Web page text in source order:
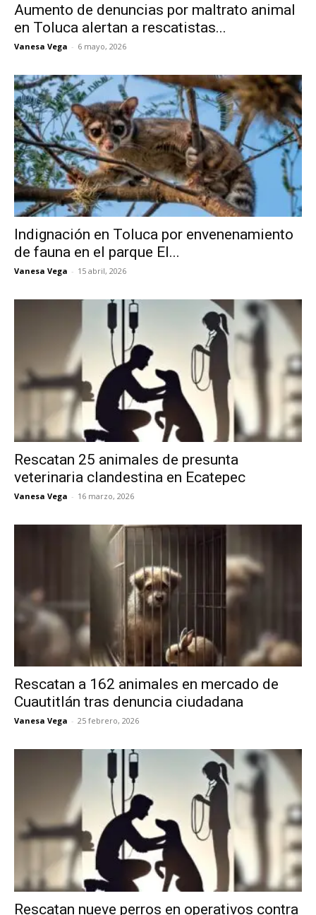
Aumento de denuncias por maltrato animal
en Toluca alertan a rescatistas...
Vanesa Vega - 6 mayo, 2026
Indignación en Toluca por envenenamiento
de fauna en el parque El...
Vanesa Vega - 15 abril, 2026
Rescatan 25 animales de presunta
veterinaria clandestina en Ecatepec
Vanesa Vega - 16 marzo, 2026
Rescatan a 162 animales en mercado de
Cuautitlán tras denuncia ciudadana
Vanesa Vega - 25 febrero, 2026
Rescatan nueve perros en operativos contra